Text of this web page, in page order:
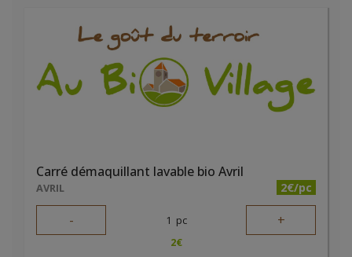
Carré démaquillant lavable bio Avril
AVRIL 2€/pc
- 1 pc +
2€